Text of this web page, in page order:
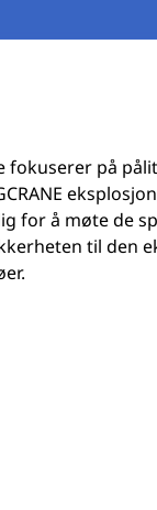
fokuserer på
for å møte de
til den